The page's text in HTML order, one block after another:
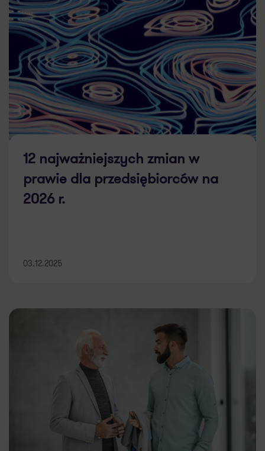
12 najważniejszych zmian w
prawie dla przedsiębiorców na
2026 r.
03.12.2025